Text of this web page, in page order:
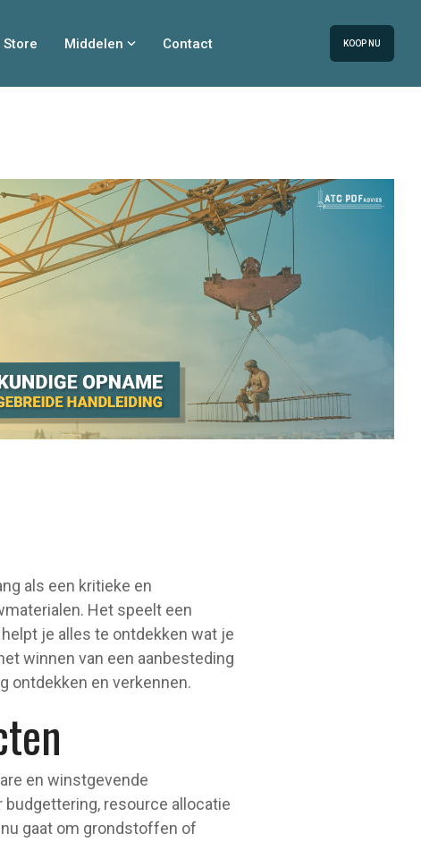
Store Middelen Contact KOOP NU
als een kritieke en
Het speelt een
je alles te ontdekken wat je
winnen van een aanbesteding
ontdekken en verkennen.
en winstgevende
resource allocatie
gaat om grondstoffen of